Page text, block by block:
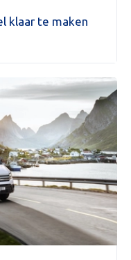
klaar te maken